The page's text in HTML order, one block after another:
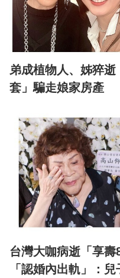
弟成植物人、姊猝
套」騙走娘家房產
台灣大咖病逝「享
「認婚內出軌」：